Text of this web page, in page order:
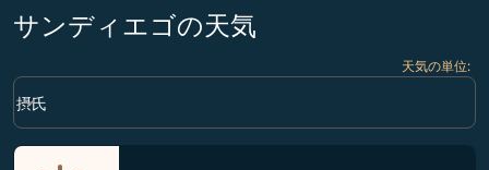
サンディエゴの天気
天気の単位:
Weather unit option 摂氏 Selected
摂氏
keyboard_arrow_down